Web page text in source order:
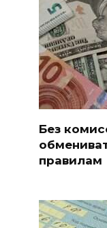
Без
правилам